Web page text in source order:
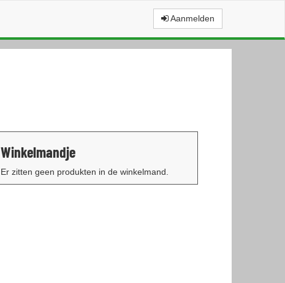
Aanmelden
Winkelmandje
Er zitten geen produkten in de winkelmand.